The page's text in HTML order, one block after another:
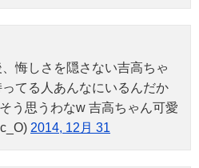
、悔しさを隠さない吉高ちゃ
てる人あんなにいるんだか
う思うわなw 吉高ちゃん可愛
2014, 12月 31